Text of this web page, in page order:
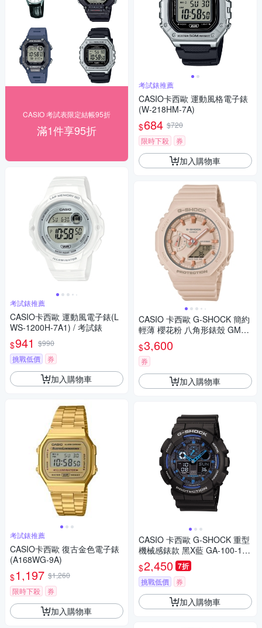
CASIO 考試表限定結帳95折
滿1件享95折
考試錶推薦
CASIO卡西歐 運動風電子錶(L
WS-1200H-7A1) / 考試錶
$941 $990
挑戰低價
券
加入購物車
考試錶推薦
CASIO卡西歐 復古金色電子錶
(A168WG-9A)
$1,197 $1,260
限時下殺
券
加入購物車
考試錶推薦
CASIO卡西歐 運動風格電子錶
(W-218HM-7A)
$684 $720
限時下殺
券
加入購物車
CASIO 卡西歐 G-SHOCK 簡約
輕薄 櫻花粉 八角形錶殼 GMA-
S2100-4A_42.9mm
$3,600
券
加入購物車
CASIO 卡西歐 G-SHOCK 重型
機械感錶款 黑X藍 GA-100-1A2
N_51.2mm
$2,450 7折
挑戰低價 券
加入購物車